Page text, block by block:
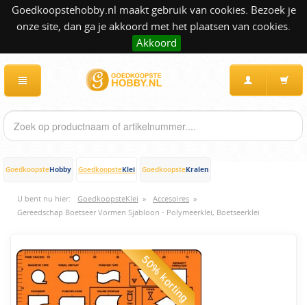
Goedkoopstehobby.nl maakt gebruik van cookies. Bezoek je
onze site, dan ga je akkoord met het plaatsen van cookies.
Akkoord
GoedkoopsteHobby GoedkoopsteKlei GoedkoopsteKralen
U bent nu hier: GoedkoopsteKlei » Accesoires »
Gereedschap Boetseer Vormen Sjabloon - Polymeerklei, Boetseerklei
50% korting